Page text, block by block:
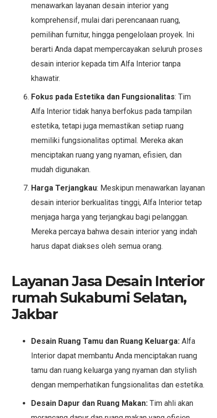
menawarkan layanan desain interior yang
komprehensif, mulai dari perencanaan ruang,
pemilihan furnitur, hingga pengelolaan proyek. Ini
berarti Anda dapat mempercayakan seluruh proses
desain interior kepada tim Alfa Interior tanpa
khawatir.
Fokus pada Estetika dan Fungsionalitas: Tim
Alfa Interior tidak hanya berfokus pada tampilan
estetika, tetapi juga memastikan setiap ruang
memiliki fungsionalitas optimal. Mereka akan
menciptakan ruang yang nyaman, efisien, dan
mudah digunakan.
Harga Terjangkau: Meskipun menawarkan layanan
desain interior berkualitas tinggi, Alfa Interior tetap
menjaga harga yang terjangkau bagi pelanggan.
Mereka percaya bahwa desain interior yang indah
harus dapat diakses oleh semua orang.
Layanan Jasa Desain Interior
rumah Sukabumi Selatan,
Jakbar
Desain Ruang Tamu dan Ruang Keluarga: Alfa
Interior dapat membantu Anda menciptakan ruang
tamu dan ruang keluarga yang nyaman dan stylish
dengan memperhatikan fungsionalitas dan estetika.
Desain Dapur dan Ruang Makan: Tim ahli akan